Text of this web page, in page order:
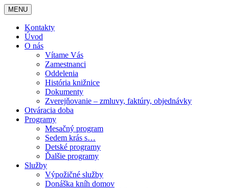
MENU
Kontakty
Úvod
O nás
Vítame Vás
Zamestnanci
Oddelenia
História knižnice
Dokumenty
Zverejňovanie – zmluvy, faktúry, objednávky
Otváracia doba
Programy
Mesačný program
Sedem krás s…
Detské programy
Ďalšie programy
Služby
Výpožičné služby
Donáška kníh domov